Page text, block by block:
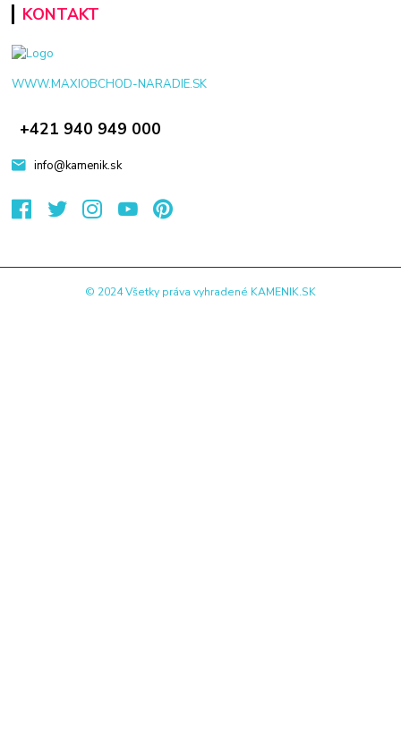
KONTAKT
WWW.MAXIOBCHOD-NARADIE.SK
+421 940 949 000
info@kamenik.sk
© 2024 Všetky práva vyhradené KAMENIK.SK